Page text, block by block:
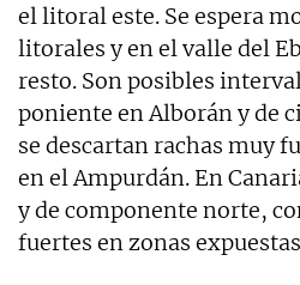
el litoral este. Se espera
litorales y en el valle del
resto. Son posibles
poniente en Alborán y de
se descartan rachas muy
en el Ampurdán. En
y de componente norte,
fuertes en zonas